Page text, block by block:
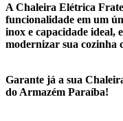
A Chaleira Elétrica
funcionalidade em um
inox e capacidade ideal,
modernizar sua cozinha
Garante já a sua
do Armazém Paraíba!